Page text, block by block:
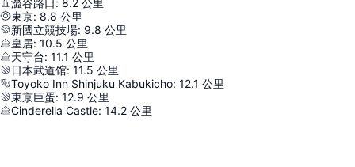
東京: 8.8 公里
新國立競技場: 9.8 公里
皇居: 10.5 公里
天守台: 11.1 公里
日本武道馆: 11.5 公里
Toyoko Inn Shinjuku Kabukicho: 12.1 公里
東京巨蛋: 12.9 公里
Cinderella Castle: 14.2 公里